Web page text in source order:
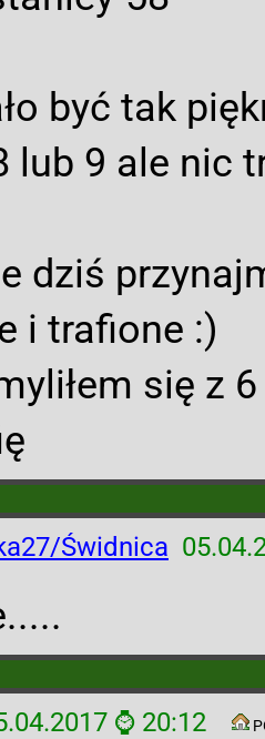
być tak
lub 9 ale nic
dziś
i trafione :)
się z
Świdnica
⌚ 20:12